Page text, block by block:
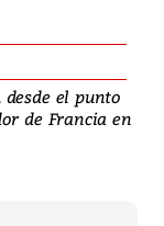
el punto
de Francia en